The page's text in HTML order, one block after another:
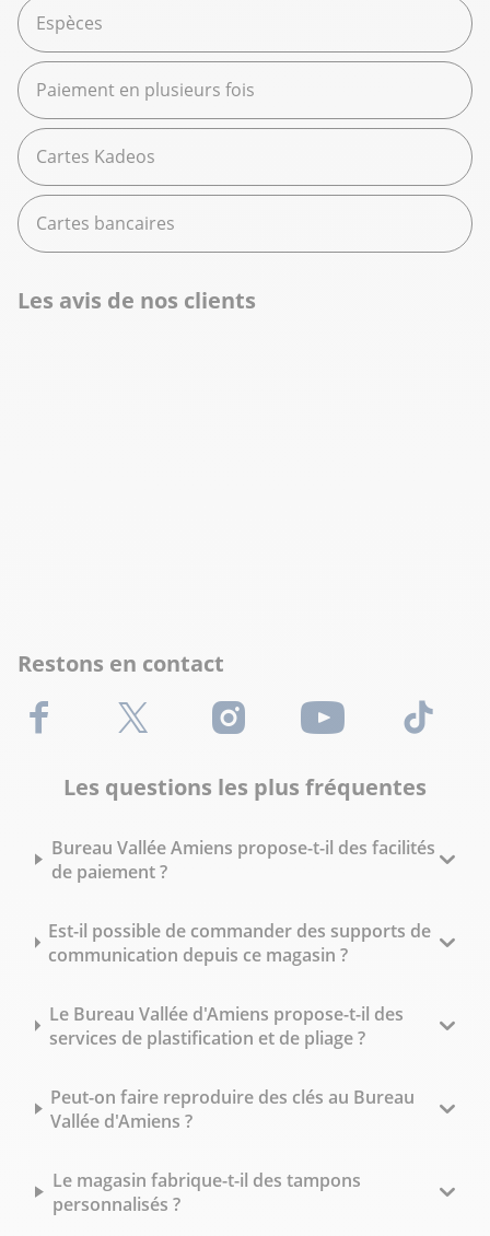
Espèces
Paiement en plusieurs fois
Cartes Kadeos
Cartes bancaires
Les avis de nos clients
Restons en contact
Facebook X (Twitter) Instagram Youtube TikTok
Les questions les plus fréquentes
Bureau Vallée Amiens propose-t-il des facilités
de paiement ?
Est-il possible de commander des supports de
communication depuis ce magasin ?
Le Bureau Vallée d'Amiens propose-t-il des
services de plastification et de pliage ?
Peut-on faire reproduire des clés au Bureau
Vallée d'Amiens ?
Le magasin fabrique-t-il des tampons
personnalisés ?